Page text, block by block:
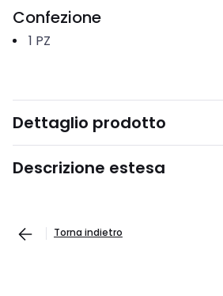
Confezione
1 PZ
Dettaglio prodotto
Descrizione estesa
Torna indietro